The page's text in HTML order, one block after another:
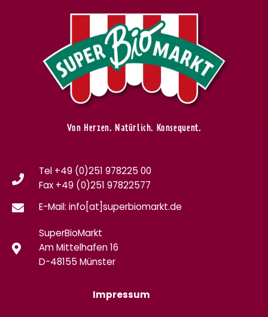
Von Herzen. Natürlich. Konsequent.
Tel +49 (0)251 978225 00
Fax +49 (0)251 97822577
E-Mail: info[at]superbiomarkt.de
SuperBioMarkt
Am Mittelhafen 16
D-48155 Münster
Impressum